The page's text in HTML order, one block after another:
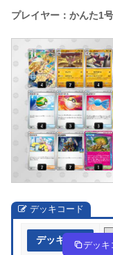
プレイヤー：かんた1
デッキコード
デッキ作成 デッキ